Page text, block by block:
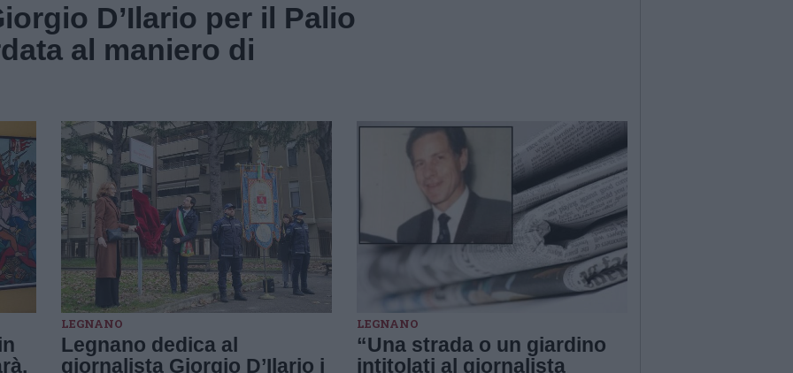
D’Ilario per il Palio
al maniero di
LEGNANO
Legnano dedica al
giornalista Giorgio D’Ilario i
LEGNANO
“Una strada o un giardino
intitolati al giornalista